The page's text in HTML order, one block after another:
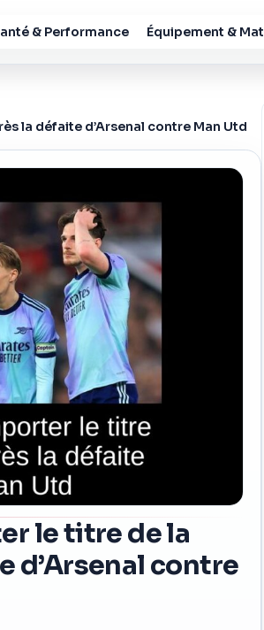
& Performance Équipement &
la défaite d’Arsenal contre Man Utd
le titre de la
d’Arsenal contre